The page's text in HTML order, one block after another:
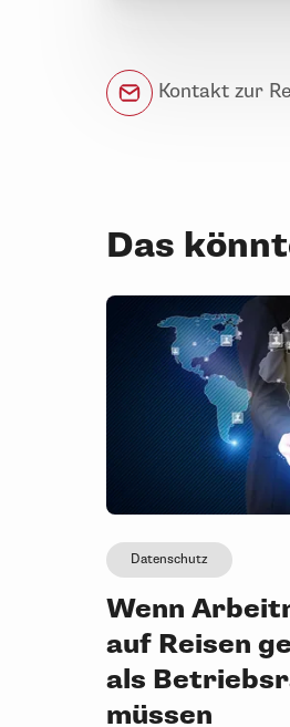
Kontakt zur
Das
Datenschutz
Wenn
auf Reisen
als
müssen